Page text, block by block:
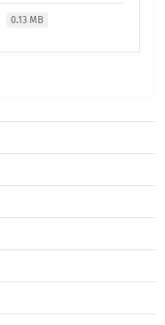
0.13 MB